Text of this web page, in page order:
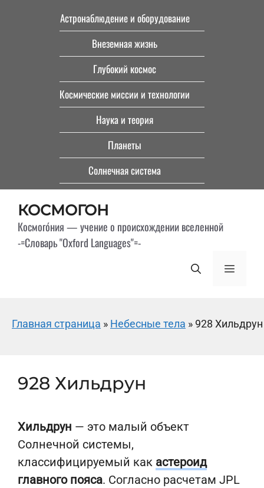
Астронаблюдение и оборудование
Внеземная жизнь
Глубокий космос
Космические миссии и технологии
Наука и теория
Планеты
Солнечная система
КОСМОГОН
Космого́ния — учение о происхождении вселенной
-=Словарь "Oxford Languages"=-
Меню
Главная страница » Небесные тела » 928 Хильдрун
928 Хильдрун
Хильдрун — это малый объект
Солнечной системы,
классифицируемый как астероид
главного пояса. Согласно расчетам JPL